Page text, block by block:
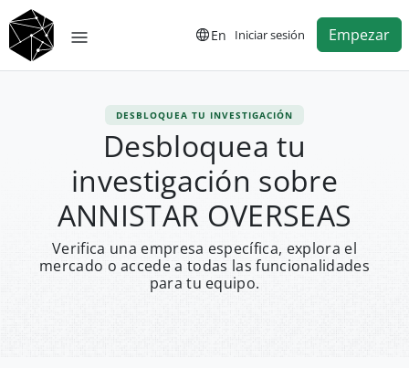
En Iniciar sesión Empezar
DESBLOQUEA TU INVESTIGACIÓN
Desbloquea tu
investigación sobre
ANNISTAR OVERSEAS
Verifica una empresa específica, explora el
mercado o accede a todas las funcionalidades
para tu equipo.